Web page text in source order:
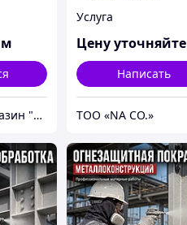
Интернет - магазин "Безопасный Дом"
Услуга
Цену уточняйте
Написать
ТОО «NA CO.»